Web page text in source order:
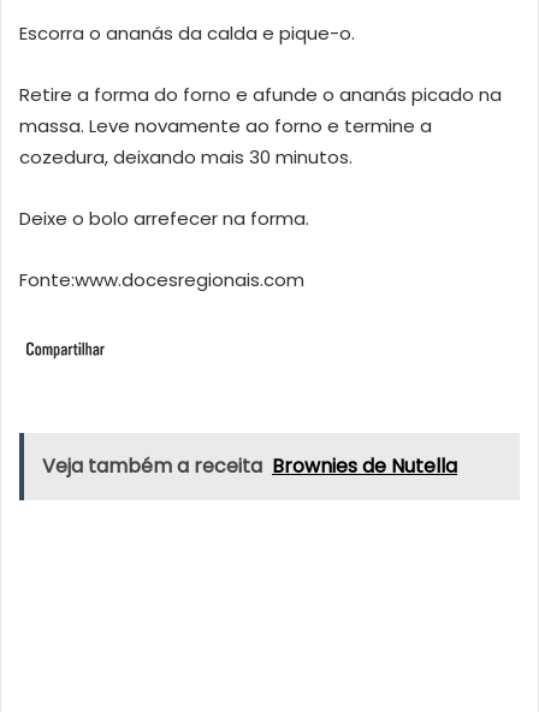
Escorra o ananás da calda e pique-o.
Retire a forma do forno e afunde o ananás picado na
massa. Leve novamente ao forno e termine a
cozedura, deixando mais 30 minutos.
Deixe o bolo arrefecer na forma.
Fonte:www.docesregionais.com
Veja também a receita Brownies de Nutella